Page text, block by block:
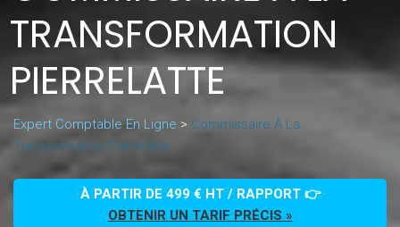
TRANSFORMATION
PIERRELATTE
Expert Comptable En Ligne > Commissaire À La
Transformation Pierrelatte
À PARTIR DE 499 € HT / RAPPORT 👉
OBTENIR UN TARIF PRÉCIS »